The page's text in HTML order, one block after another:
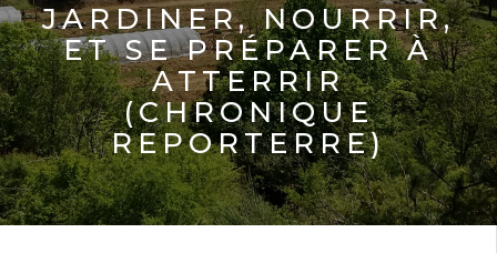
JARDINER, NOURRIR,
ET SE PRÉPARER À
ATTERRIR
(CHRONIQUE
REPORTERRE)